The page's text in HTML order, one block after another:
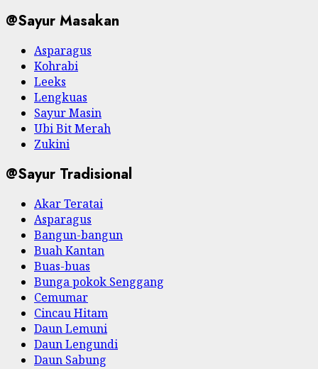
@Sayur Masakan
Asparagus
Kohrabi
Leeks
Lengkuas
Sayur Masin
Ubi Bit Merah
Zukini
@Sayur Tradisional
Akar Teratai
Asparagus
Bangun-bangun
Buah Kantan
Buas-buas
Bunga pokok Senggang
Cemumar
Cincau Hitam
Daun Lemuni
Daun Lengundi
Daun Sabung